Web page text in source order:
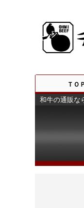
ＴＯＰ
和牛の通販な